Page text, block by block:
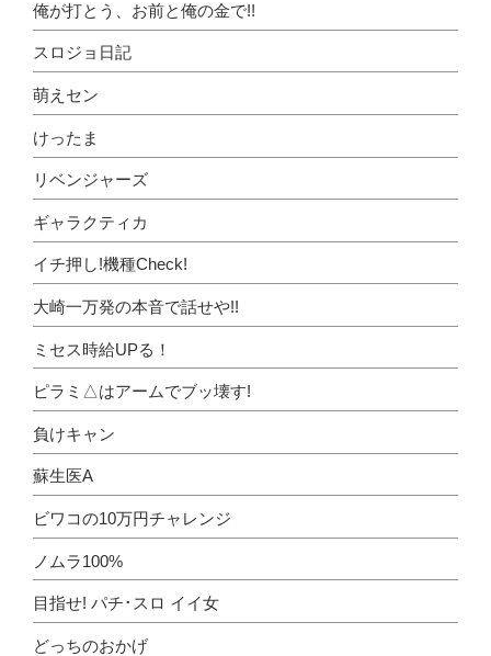
俺が打とう、お前と俺の金で!!
スロジョ日記
萌えセン
けったま
リベンジャーズ
ギャラクティカ
イチ押し!機種Check!
大崎一万発の本音で話せや!!
ミセス時給UPる！
ピラミ△はアームでブッ壊す!
負けキャン
蘇生医A
ビワコの10万円チャレンジ
ノムラ100%
目指せ! パチ･スロ イイ女
どっちのおかげ